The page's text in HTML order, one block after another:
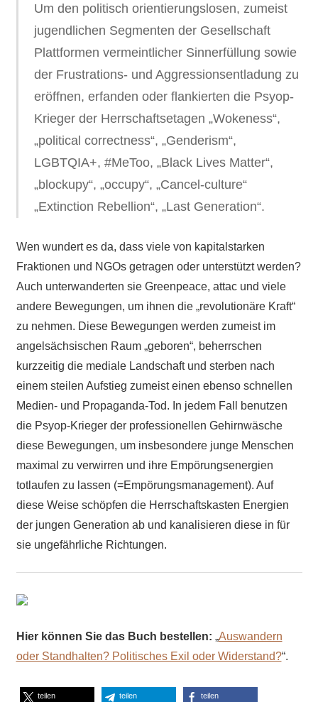
Um den politisch orientierungslosen, zumeist
jugendlichen Segmenten der Gesellschaft
Plattformen vermeintlicher Sinnerfüllung sowie
der Frustrations- und Aggressionsentladung zu
eröffnen, erfanden oder flankierten die Psyop-
Krieger der Herrschaftsetagen „Wokeness“,
„political correctness“, „Genderism“,
LGBTQIA+, #MeToo, „Black Lives Matter“,
„blockupy“, „occupy“, „Cancel-culture“
„Extinction Rebellion“, „Last Generation“.
Wen wundert es da, dass viele von kapitalstarken
Fraktionen und NGOs getragen oder unterstützt werden?
Auch unterwanderten sie Greenpeace, attac und viele
andere Bewegungen, um ihnen die „revolutionäre Kraft“
zu nehmen. Diese Bewegungen werden zumeist im
angelsächsischen Raum „geboren“, beherrschen
kurzzeitig die mediale Landschaft und sterben nach
einem steilen Aufstieg zumeist einen ebenso schnellen
Medien- und Propaganda-Tod. In jedem Fall benutzen
die Psyop-Krieger der professionellen Gehirnwäsche
diese Bewegungen, um insbesondere junge Menschen
maximal zu verwirren und ihre Empörungsenergien
totlaufen zu lassen (=Empörungsmanagement). Auf
diese Weise schöpfen die Herrschaftskasten Energien
der jungen Generation ab und kanalisieren diese in für
sie ungefährliche Richtungen.
Hier können Sie das Buch bestellen: „Auswandern
oder Standhalten? Politisches Exil oder Widerstand?“.
teilen teilen teilen